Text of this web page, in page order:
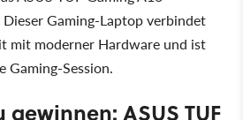
Dieser Gaming-Laptop verbindet
mit moderner Hardware und ist
Gaming-Session.
gewinnen: ASUS TUF